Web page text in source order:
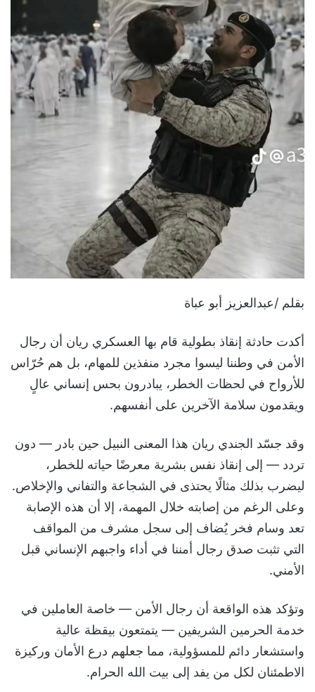
بقلم /عبدالعزيز أبو عباة
أكدت حادثة إنقاذ بطولية قام بها العسكري ريان أن رجال
الأمن في وطننا ليسوا مجرد منفذين للمهام، بل هم حُرّاس
للأرواح في لحظات الخطر، يبادرون بحس إنساني عالٍ
ويقدمون سلامة الآخرين على أنفسهم.
وقد جسّد الجندي ريان هذا المعنى النبيل حين بادر — دون
تردد — إلى إنقاذ نفس بشرية معرضًا حياته للخطر،
ليضرب بذلك مثالًا يحتذى في الشجاعة والتفاني والإخلاص.
وعلى الرغم من إصابته خلال المهمة، إلا أن هذه الإصابة
تعد وسام فخر يُضاف إلى سجل مشرف من المواقف
التي تثبت صدق رجال أمننا في أداء واجبهم الإنساني قبل
الأمني.
وتؤكد هذه الواقعة أن رجال الأمن — خاصة العاملين في
خدمة الحرمين الشريفين — يتمتعون بيقظة عالية
واستشعار دائم للمسؤولية، مما جعلهم درع الأمان وركيزة
الاطمئنان لكل من يفد إلى بيت الله الحرام.